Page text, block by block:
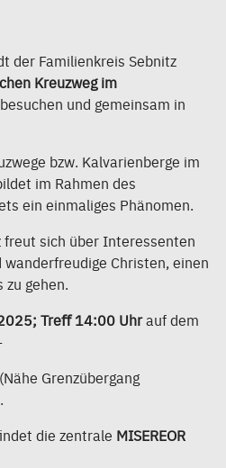
der Familienkreis Sebnitz
Kreuzweg im
und gemeinsam in
bzw. Kalvarienberge im
im Rahmen des
ein einmaliges Phänomen.
freut sich über Interessenten
Christen, einen
zu gehen.
Treﬀ 14:00 Uhrauf dem
Grenzübergang
die zentrale MISEREOR